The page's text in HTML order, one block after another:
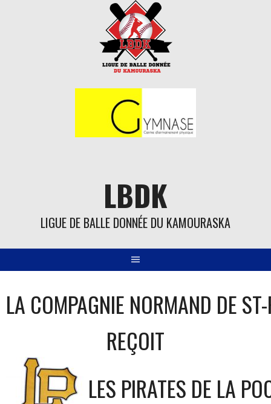
LBDK
LIGUE DE BALLE DONNÉE DU KAMOURASKA
LA COMPAGNIE NORMAND DE
REÇOIT
LES PIRATES DE LA